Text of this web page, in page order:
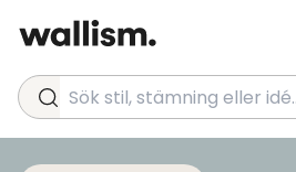
Sök stil, stämning eller idé...